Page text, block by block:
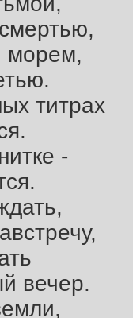
морем,
титрах
-
вечер.